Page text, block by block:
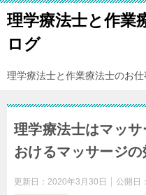
理学療法士と作業
ログ
理学療法士と作業療法士のお仕
理学療法士はマッ
おけるマッサージの
更新日： 2020年3月30日 公開日：